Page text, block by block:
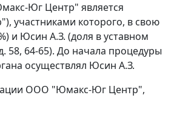
Юг Центр" является
участниками которого, в свою
и Юсин А.З. (доля в уставном
58, 64-65). До начала процедуры
осуществлял Юсин А.З.
ООО "Юмакс-Юг Центр",